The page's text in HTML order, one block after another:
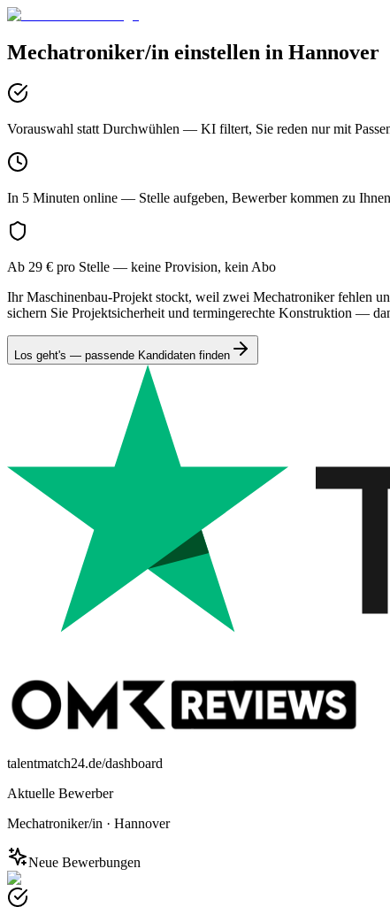
Mechatroniker/in einstellen in Hannover
Vorauswahl statt Durchwühlen — KI filtert, Sie reden nur mit
In 5 Minuten online — Stelle aufgeben, Bewerber kommen zu Ihnen
Ab 29 € pro Stelle — keine Provision, kein Abo
Ihr Maschinenbau-Projekt stockt, weil zwei Mechatroniker fehlen
sichern Sie Projektsicherheit und termingerechte Konstruktion —
Los geht's — passende Kandidaten finden
talentmatch24.de/dashboard
Aktuelle Bewerber
Mechatroniker/in · Hannover
Neue Bewerbungen